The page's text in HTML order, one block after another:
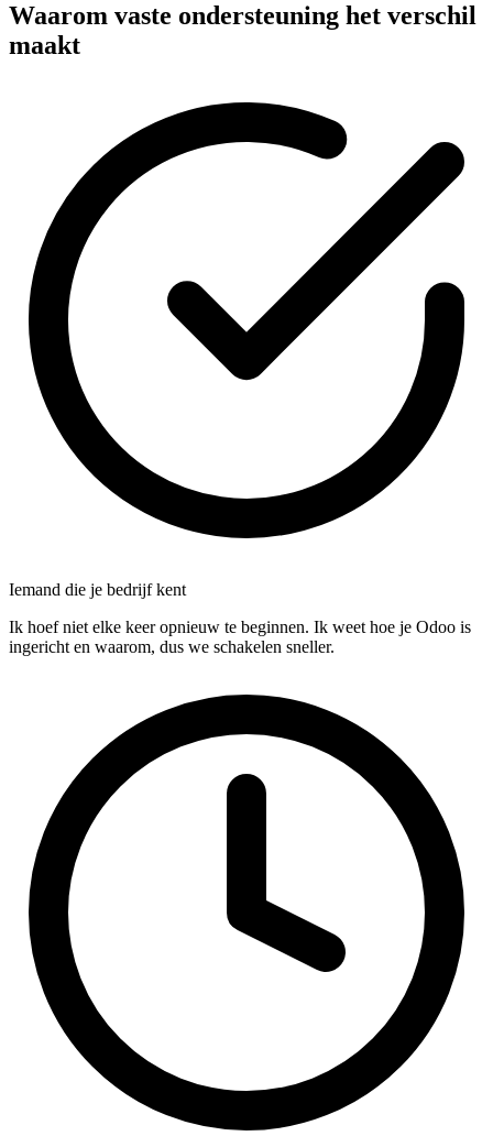
Waarom vaste ondersteuning het verschil
maakt
Iemand die je bedrijf kent
Ik hoef niet elke keer opnieuw te beginnen. Ik weet hoe je Odoo is
ingericht en waarom, dus we schakelen sneller.